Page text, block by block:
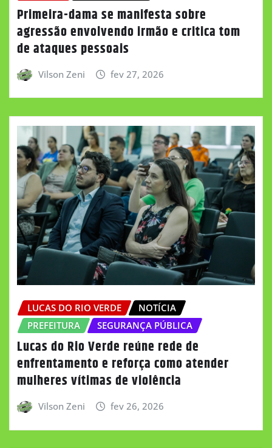
Primeira-dama se manifesta sobre
agressão envolvendo irmão e critica tom
de ataques pessoais
Vilson Zeni fev 27, 2026
LUCAS DO RIO VERDE
NOTÍCIA
PREFEITURA
SEGURANÇA PÚBLICA
Lucas do Rio Verde reúne rede de
enfrentamento e reforça como atender
mulheres vítimas de violência
Vilson Zeni fev 26, 2026